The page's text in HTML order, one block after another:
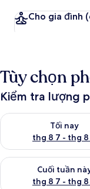
Cho gia đình
Tùy chọn
Kiểm tra lượng
Tối nay
thg 8 7 - thg 8
Kiểm tra lượng
Cuối tuần
thg 8 7 - thg 8
Kiểm tra lượng